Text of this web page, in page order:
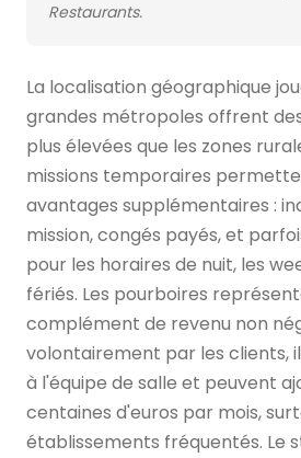
Restaurants.
La localisation géographique
grandes métropoles offrent
plus élevées que les zones
missions temporaires
avantages supplémentaires :
mission, congés payés, et
pour les horaires de nuit, les
fériés. Les pourboires
complément de revenu non
volontairement par les clients,
à l'équipe de salle et peuvent
centaines d'euros par mois,
établissements fréquentés. Le